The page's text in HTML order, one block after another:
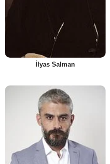
İlyas Salman